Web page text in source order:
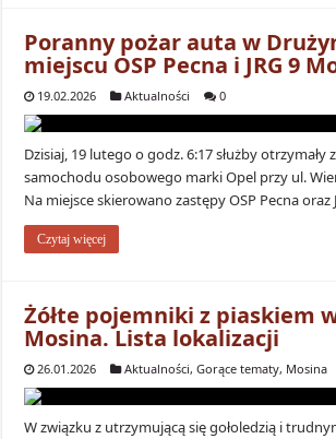
Poranny pożar auta w
miejscu OSP Pecna i JRG 9
19.02.2026 Aktualności 0
Dzisiaj, 19 lutego o godz. 6:17 służby otrzymały
samochodu osobowego marki Opel przy ul.
Na miejsce skierowano zastępy OSP Pecna oraz
Czytaj więcej
Żółte pojemniki z piaskiem
Mosina. Lista lokalizacji
26.01.2026 Aktualności,Gorące tematy, Mosina
W związku z utrzymującą się gołoledzią i